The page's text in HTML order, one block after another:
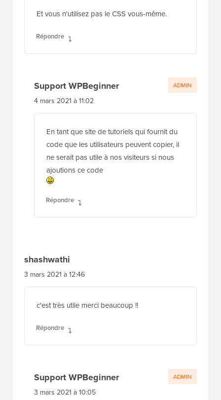
Et vous n'utilisez pas le CSS vous-même.
Répondre
Support WPBeginner
4 mars 2021 à 11:02
En tant que site de tutoriels qui fournit du
code que les utilisateurs peuvent copier, il
ne serait pas utile à nos visiteurs si nous
ajoutions ce code
Répondre
ADMIN
shashwathi
3 mars 2021 à 12:46
c'est très utile merci beaucoup !!
Répondre
Support WPBeginner
3 mars 2021 à 10:05
ADMIN